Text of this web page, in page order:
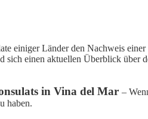
einiger Länder den Nachweis
sich einen aktuellen Überblick über
in Vina del Mar –
haben.